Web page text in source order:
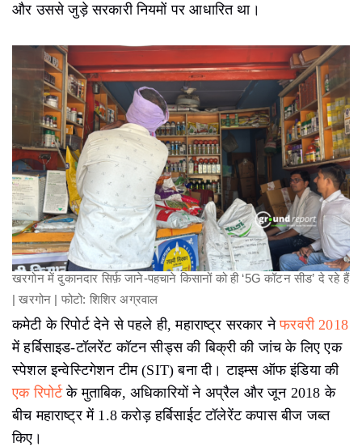
और उससे जुड़े सरकारी नियमों पर आधारित था।
खरगोन में दुकानदार सिर्फ़ जाने-पहचाने किसानों को ही ‘5G कॉटन सीड’ दे रहे हैं
| खरगोन | फोटो: शिशिर अग्रवाल
कमेटी के रिपोर्ट देने से पहले ही, महाराष्ट्र सरकार नेफरवरी 2018
में हर्बिसाइड-टॉलरेंट कॉटन सीड्स की बिक्री की जांच के लिए एक
स्पेशल इन्वेस्टिगेशन टीम (SIT) बना दी। टाइम्स ऑफ इंडिया की
एक रिपोर्टके मुताबिक, अधिकारियों ने अप्रैल और जून 2018 के
बीच महाराष्ट्र में 1.8 करोड़ हर्बिसाईट टॉलेरेंट कपास बीज जब्त
किए।